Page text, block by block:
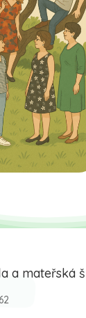
a mateřská